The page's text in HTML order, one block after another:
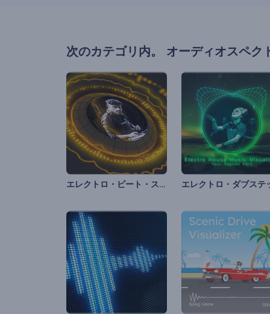
次のカテゴリ内。 オーディオスペク
エレクトロ・ビート・スペクトラムのビジュアライザー